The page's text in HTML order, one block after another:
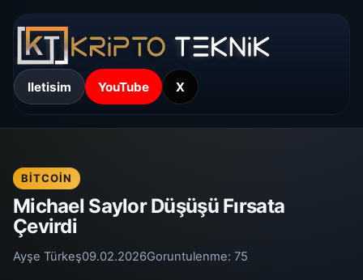
Iletisim YouTube X
BITCOIN
Michael Saylor Düşüşü Fırsata
Çevirdi
Ayşe Türkeş09.02.2026Goruntulenme: 75